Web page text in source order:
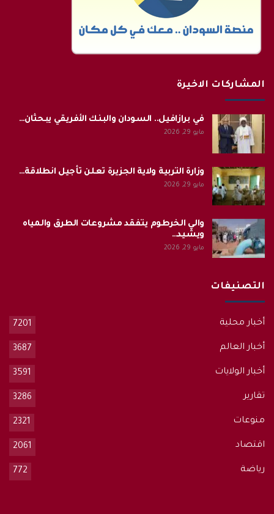
المشاركات الاخيرة
في برازافيل.. السودان والبنك الأفريقي يبحثان…
مايو 29, 2026
وزارة التربية ولاية الجزيرة تعلن تأجيل انطلاقة…
مايو 29, 2026
والي الخرطوم يتفقد مشروعات الطرق والمياه
ويشيد…
مايو 29, 2026
التصنيفات
أخبار محلية 7201
أخبار العالم 3687
أخبار الولايات 3591
تقارير 3286
منوعات 2321
اقتصاد 2061
رياضة 772